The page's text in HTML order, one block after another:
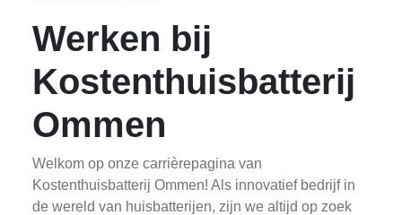
Werken bij
Kostenthuisbatterij
Ommen
Welkom op onze carrièrepagina van
Kostenthuisbatterij Ommen! Als innovatief bedrijf in
de wereld van huisbatterijen, zijn we altijd op zoek